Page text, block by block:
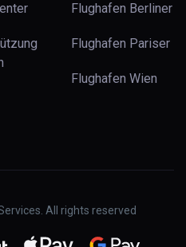
Flughafen Berliner
Flughafen Pariser
Flughafen Wien
All rights reserved